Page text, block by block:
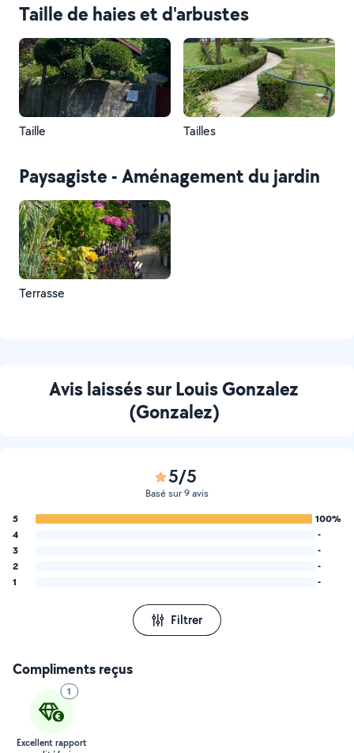
Taille de haies et d'arbustes
Taille Tailles
Paysagiste - Aménagement du jardin
Terrasse
Avis laissés sur Louis Gonzalez
(Gonzalez)
5/5
Basé sur 9 avis
5
100%
4
-
3
-
2
-
1
-
Filtrer
Compliments reçus
1
Excellent rapport